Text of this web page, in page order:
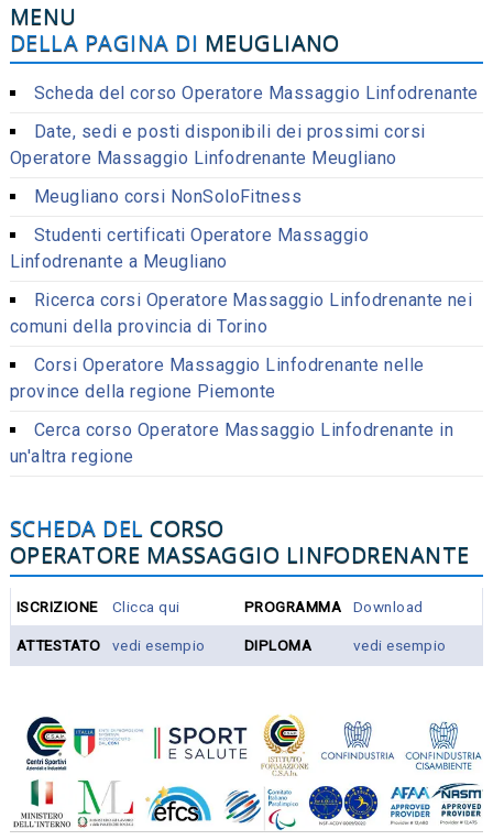
MENU
DELLA PAGINA DI MEUGLIANO
Scheda del corso Operatore Massaggio Linfodrenante
Date, sedi e posti disponibili dei prossimi corsi
Operatore Massaggio Linfodrenante Meugliano
Meugliano corsi NonSoloFitness
Studenti certificati Operatore Massaggio
Linfodrenante a Meugliano
Ricerca corsi Operatore Massaggio Linfodrenante nei
comuni della provincia di Torino
Corsi Operatore Massaggio Linfodrenante nelle
province della regione Piemonte
Cerca corso Operatore Massaggio Linfodrenante in
un'altra regione
SCHEDA DELCORSO
OPERATORE MASSAGGIO LINFODRENANTE
ISCRIZIONE Clicca qui PROGRAMMA Download
ATTESTATO vedi esempio DIPLOMA vedi esempio